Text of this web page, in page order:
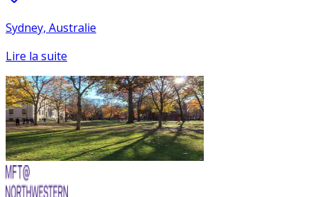
Sydney, Australie
Lire la suite